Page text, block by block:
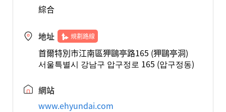
綜合
地址 規劃路線
首爾特別市江南區狎鷗亭路165 (狎鷗亭洞)
서울특별시 강남구 압구정로 165 (압구정동)
網站
www.ehyundai.com